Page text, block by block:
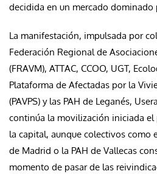
decidida en un mercado dominado
La manifestación, impulsada por
Federación Regional de
(FRAVM), ATTAC, CCOO, UGT,
Plataforma de Afectadas por la
(PAVPS) y las PAH de Leganés,
continúa la movilización iniciada el
la capital, aunque colectivos como
de Madrid o la PAH de Vallecas
momento de pasar de las